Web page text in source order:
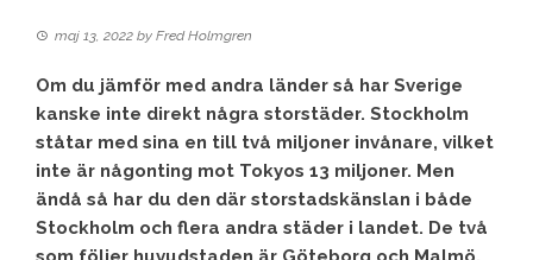
maj 13, 2022 by Fred Holmgren
Om du jämför med andra länder så har Sverige
kanske inte direkt några storstäder. Stockholm
ståtar med sina en till två miljoner invånare, vilket
inte är någonting mot Tokyos 13 miljoner. Men
ändå så har du den där storstadskänslan i både
Stockholm och flera andra städer i landet. De två